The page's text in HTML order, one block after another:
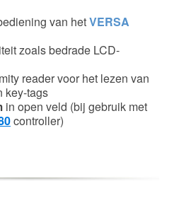
van hetVERSA
zoals bedrade LCD-
reader voor het lezen van
key-tags
in open veld (bij gebruik met
controller)